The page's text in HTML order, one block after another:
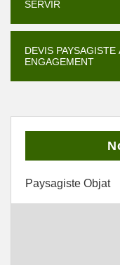
SERVIR
DEVIS
ENGAGEMENT
Paysagiste Objat